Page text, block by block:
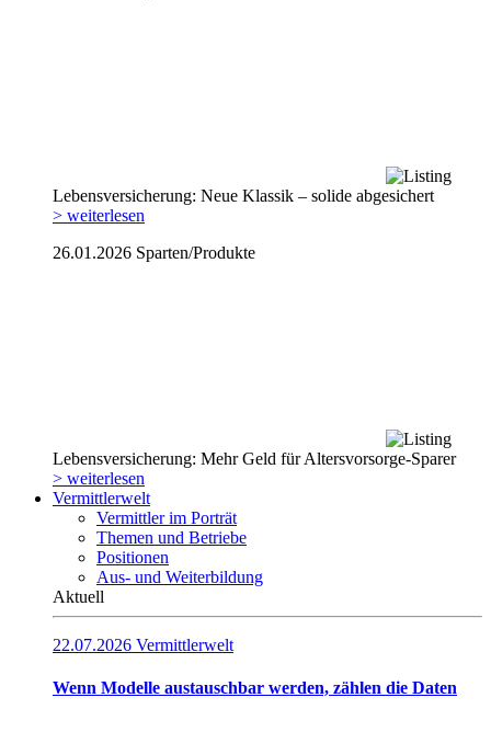
Lebensversicherung: Neue Klassik – solide abgesichert
> weiterlesen
26.01.2026 Sparten/Produkte
Lebensversicherung: Mehr Geld für Altersvorsorge-Sparer
> weiterlesen
Vermittlerwelt
Vermittler im Porträt
Themen und Betriebe
Positionen
Aus- und Weiterbildung
Aktuell
22.07.2026 Vermittlerwelt
Wenn Modelle austauschbar werden, zählen die Daten